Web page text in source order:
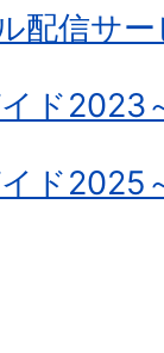
配信サ
ド2023
ド2025